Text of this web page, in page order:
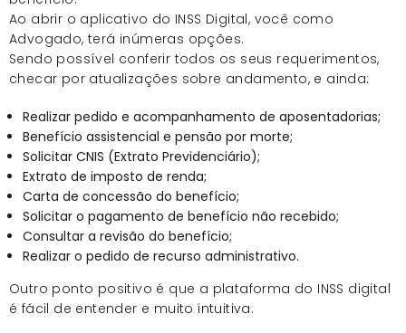
Ao abrir o aplicativo do INSS Digital, você como
Advogado, terá inúmeras opções.
Sendo possível conferir todos os seus requerimentos,
checar por atualizações sobre andamento, e ainda:
Realizar pedido e acompanhamento de aposentadorias;
Benefício assistencial e pensão por morte;
Solicitar CNIS (Extrato Previdenciário);
Extrato de imposto de renda;
Carta de concessão do benefício;
Solicitar o pagamento de benefício não recebido;
Consultar a revisão do benefício;
Realizar o pedido de recurso administrativo.
Outro ponto positivo é que a plataforma do INSS digital
é fácil de entender e muito intuitiva.